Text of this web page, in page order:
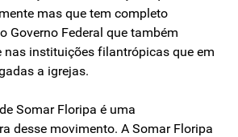
mas que tem completo
Governo Federal que também
nas instituições filantrópicas que em
a igrejas.
Somar Floripa é uma
desse movimento. A Somar Floripa